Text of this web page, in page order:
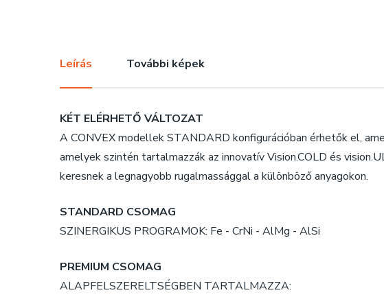
Leírás További képek
KÉT ELÉRHETŐ VÁLTOZAT
A CONVEX modellek STANDARD konfigurációban érhetők el,
amelyek szintén tartalmazzák az innovatív Vision.COLD és
keresnek a legnagyobb rugalmassággal a különböző anyagokon.
STANDARD CSOMAG
SZINERGIKUS PROGRAMOK: Fe - CrNi - AlMg - AlSi
PREMIUM CSOMAG
ALAPFELSZERELTSÉGBEN TARTALMAZZA: